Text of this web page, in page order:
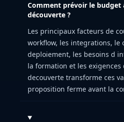
Comment prévoir le budget
découverte ?
Les principaux facteurs de
workflow, les integrations, le
deploiement, les besoins d
la formation et les exigences
decouverte transforme ces
proposition ferme avant la